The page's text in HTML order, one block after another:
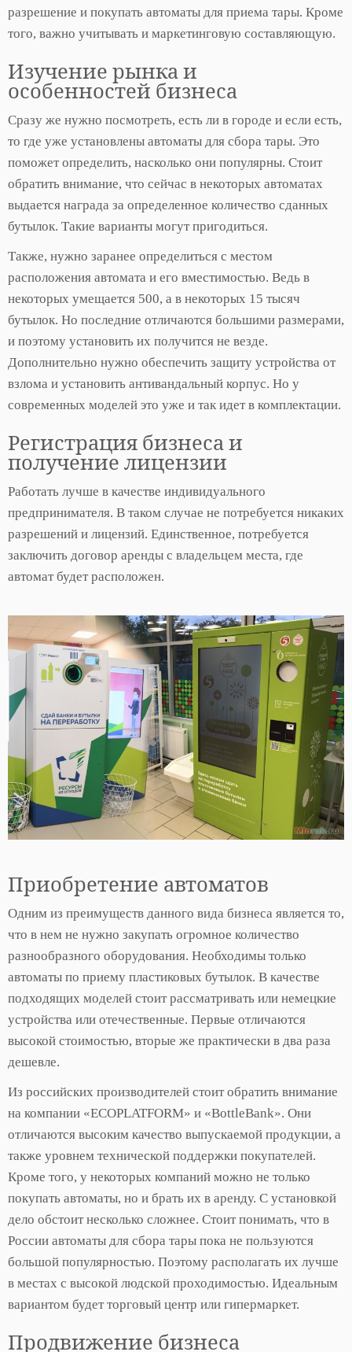
разрешение и покупать автоматы для приема тары. Кроме
того, важно учитывать и маркетинговую составляющую.
Изучение рынка и
особенностей бизнеса
Сразу же нужно посмотреть, есть ли в городе и если есть,
то где уже установлены автоматы для сбора тары. Это
поможет определить, насколько они популярны. Стоит
обратить внимание, что сейчас в некоторых автоматах
выдается награда за определенное количество сданных
бутылок. Такие варианты могут пригодиться.
Также, нужно заранее определиться с местом
расположения автомата и его вместимостью. Ведь в
некоторых умещается 500, а в некоторых 15 тысяч
бутылок. Но последние отличаются большими размерами,
и поэтому установить их получится не везде.
Дополнительно нужно обеспечить защиту устройства от
взлома и установить антивандальный корпус. Но у
современных моделей это уже и так идет в комплектации.
Регистрация бизнеса и
получение лицензии
Работать лучше в качестве индивидуального
предпринимателя. В таком случае не потребуется никаких
разрешений и лицензий. Единственное, потребуется
заключить договор аренды с владельцем места, где
автомат будет расположен.
Приобретение автоматов
Одним из преимуществ данного вида бизнеса является то,
что в нем не нужно закупать огромное количество
разнообразного оборудования. Необходимы только
автоматы по приему пластиковых бутылок. В качестве
подходящих моделей стоит рассматривать или немецкие
устройства или отечественные. Первые отличаются
высокой стоимостью, вторые же практически в два раза
дешевле.
Из российских производителей стоит обратить внимание
на компании «ECOPLATFORM» и «BottleBank». Они
отличаются высоким качество выпускаемой продукции, а
также уровнем технической поддержки покупателей.
Кроме того, у некоторых компаний можно не только
покупать автоматы, но и брать их в аренду. С установкой
дело обстоит несколько сложнее. Стоит понимать, что в
России автоматы для сбора тары пока не пользуются
большой популярностью. Поэтому располагать их лучше
в местах с высокой людской проходимостью. Идеальным
вариантом будет торговый центр или гипермаркет.
Продвижение бизнеса